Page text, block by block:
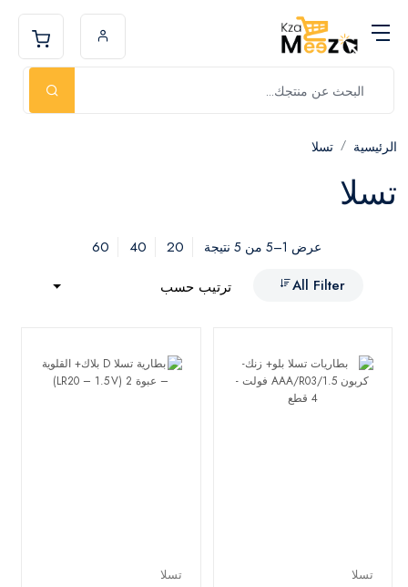
الرئيسية تسلا
تسلا
عرض 1–5 من 5 نتيجة 20
40
60
All Filter
ترتيب حسب
تسلا تسلا